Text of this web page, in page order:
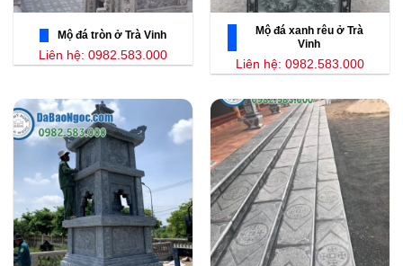
Mộ đá tròn ở Trà Vinh
Liên hệ: 0982.583.000
Mộ đá xanh rêu ở Trà
Vinh
Liên hệ: 0982.583.000